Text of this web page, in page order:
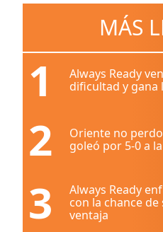
MÁS
1
Always Ready
dificultad y gana
2
Oriente no
goleó por 5-0 a
3
Always Ready
con la chance
ventaja